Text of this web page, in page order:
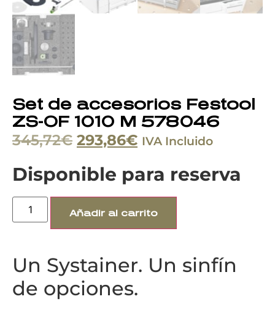
Set de accesorios Festool
ZS-OF 1010 M 578046
345,72€ 293,86€ IVA Incluido
Disponible para reserva
Añadir al carrito
Un Systainer. Un sinfín
de opciones.